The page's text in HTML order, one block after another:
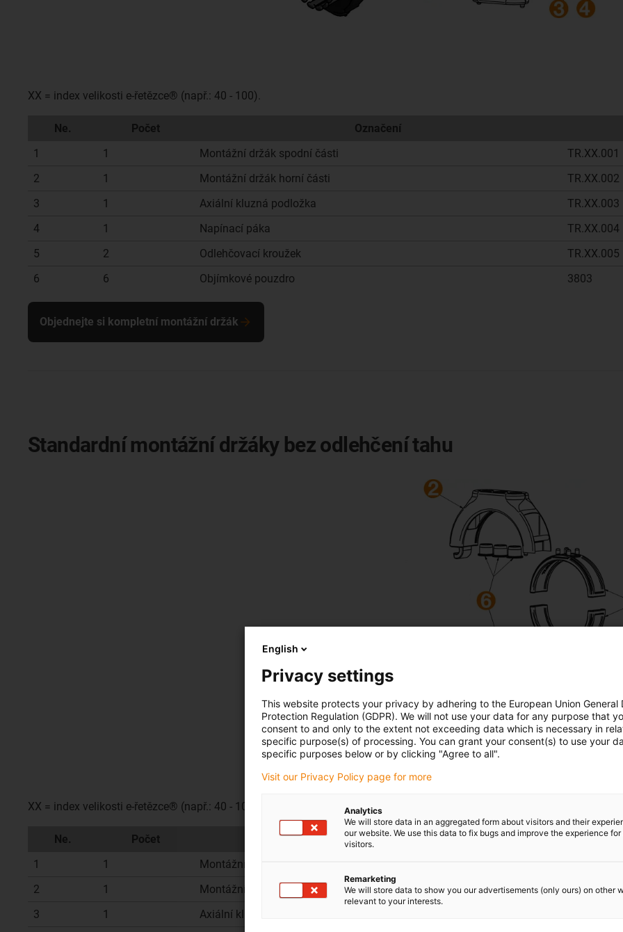
XX = index velikosti e-řetězce® (např.: 40 - 100).
Ne. Počet Označení
1
1 Montážní držák spodní části
TR.XX.001
2
1 Montážní držák horní části
TR.XX.002
3
1 Axiální kluzná podložka
TR.XX.003
4
1 Napínací páka
TR.XX.004
5
2 Odlehčovací kroužek
TR.XX.005
6
6 Objímkové pouzdro 3803
Objednejte si kompletní montážní držák
Standardní montážní držáky bez odlehčení tahu
XX = index velikosti e-řetězce® (např.: 40 - 100).
Ne. Počet Označení
1
1 Montážní držák spodní části
2
1 Montážní držák horní části
TR.XX.002
3
1 Axiální kluzná podložka
English
Privacy settings
This website protects your privacy by adhering to the European Union General
Protection Regulation (GDPR). We will not use your data for any purpose that
consent to and only to the extent not exceeding data which is necessary in
specific purpose(s) of processing. You can grant your consent(s) to use your
specific purposes below or by clicking "Agree to all".
Visit our Privacy Policy page for more
Analytics
We will store data in an aggregated form about visitors and their
our website. We use this data to fix bugs and improve the experience for
visitors.
Remarketing
We will store data to show you our advertisements (only ours) on other
relevant to your interests.